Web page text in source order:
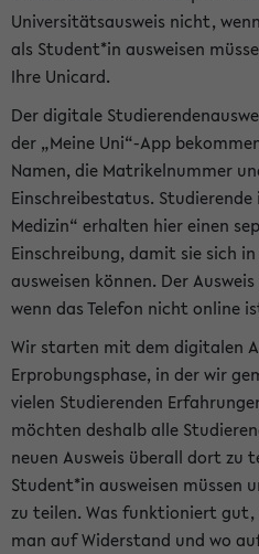
Universitätsausweis nicht,
als Student*in ausweisen
Ihre Unicard.
Der digitale
der „Meine Uni“-App
Namen, die Matrikelnummer
Einschreibestatus.
Medizin“ erhalten hier einen
Einschreibung, damit sie sich
ausweisen können. Der
wenn das Telefon nicht online
Wir starten mit dem digitalen
Erprobungsphase, in der wir
vielen Studierenden
möchten deshalb alle
neuen Ausweis überall dort zu
Student*in ausweisen müssen
zu teilen. Was funktioniert gut,
man auf Widerstand und wo